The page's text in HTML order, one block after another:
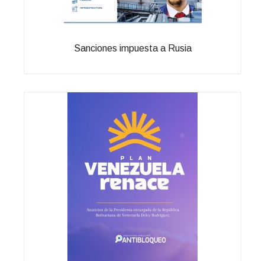
Sanciones impuesta a Rusia